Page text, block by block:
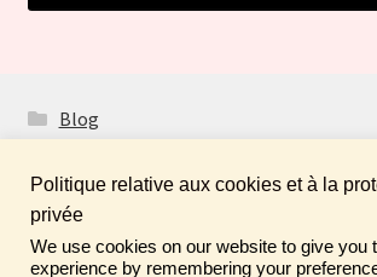
Fais de ta vie un rêve ! N'oublie pas de
Blog
© Boutique Atelier Maloet 2026
Politique relative aux cookies et à la
privée
We use cookies on our website to give you
experience by remembering your